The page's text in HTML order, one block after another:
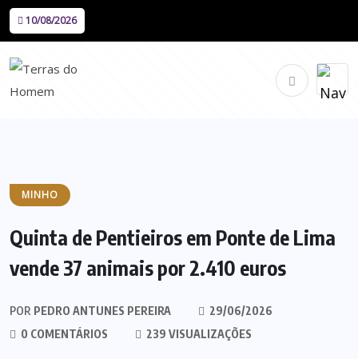
10/08/2026
MINHO
Quinta de Pentieiros em Ponte de Lima
vende 37 animais por 2.410 euros
POR PEDRO ANTUNES PEREIRA
29/06/2026
0 COMENTÁRIOS
239 VISUALIZAÇÕES